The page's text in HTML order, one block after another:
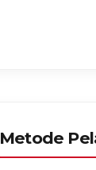
Metode